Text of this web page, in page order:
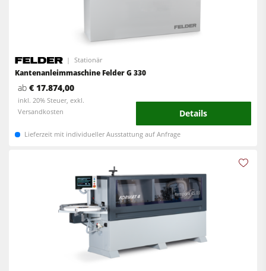
Stationär
Kantenanleimmaschine Felder G 330
ab€ 17.874,00
inkl. 20% Steuer, exkl.
Versandkosten
Details
Lieferzeit mit individueller Ausstattung auf Anfrage